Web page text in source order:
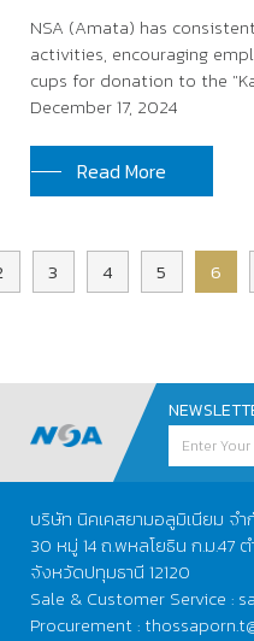
NSA (Amata) has
activities, encouraging
cups for donation to the
December 17, 2024
Read More
3 4 5 6
บริษัท นิคเคสยามอลูมิเนียม จำ
30 หมู่ 14 ถ.พหลโยธิน ก.ม.47
จังหวัดปทุมธานี 12120
Sale & Customer Service :
Procurement :